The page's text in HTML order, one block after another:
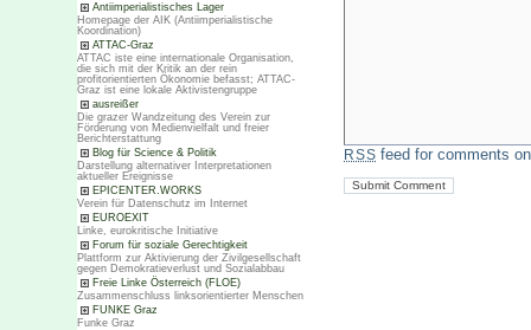
Antiimperialistisches Lager
Homepage der AIK (Antiimperialistische
Koordination)
ATTAC-Graz
ATTAC iste eine internationale Organisation,
die sich mit der Kritik an der rein
profitorientierten Ökonomie befasst; ATTAC-
Graz ist eine lokale Aktivistengruppe
ausreißer
Die grazer Wandzeitung des Verein zur
Förderung von Medienvielfalt und freier
Berichterstattung
Blog für Science & Politik
Darstellung alternativer Interpretationen
aktueller Ereignisse
EPICENTER.WORKS
Verein für Datenschutz im Internet
EUROEXIT
Linke, eurokritische Initiative
Forum für soziale Gerechtigkeit
Plattform zur Aktivierung der Zivilgesellschaft
gegen Demokratieverlust und Sozialabbau
Freie Linke Österreich (FLOE)
Zusammenschluss linksorientierter Menschen
FUNKE Graz
Funke Graz
RSS feed for comments